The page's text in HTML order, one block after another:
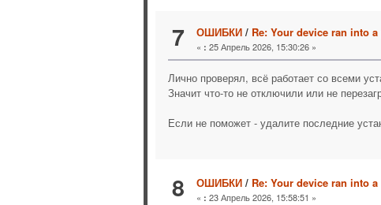
7 ОШИБКИ/ Re: Your device ran into
« : 25 Апрель 2026, 15:30:26 »
Лично проверял, всё работает со всеми
Значит что-то не отключили или не
Если не поможет - удалите последние
8 ОШИБКИ/ Re: Your device ran into
« : 23 Апрель 2026, 15:58:51 »